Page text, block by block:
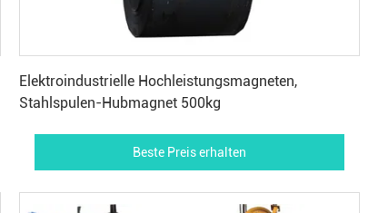
Elektroindustrielle Hochleistungsmagneten,
Stahlspulen-Hubmagnet 500kg
Beste Preis erhalten